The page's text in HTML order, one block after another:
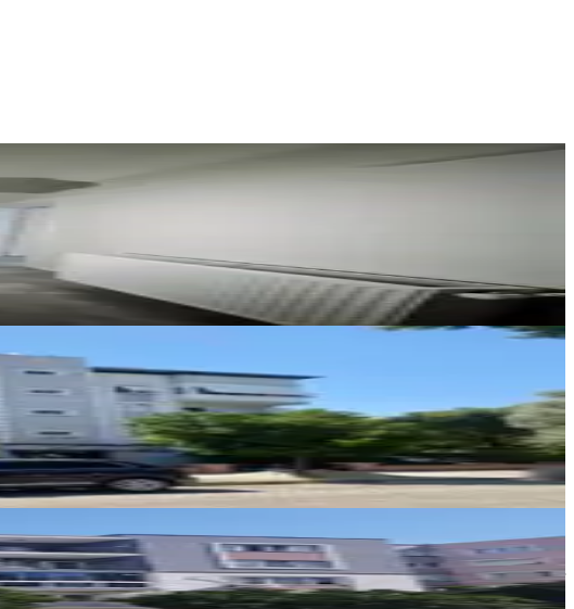
Ve Ferah
HB Gayrimenkul Mutlu SAÇMACIOĞLU
HB GayrimenkulAdil Bahçivanlar